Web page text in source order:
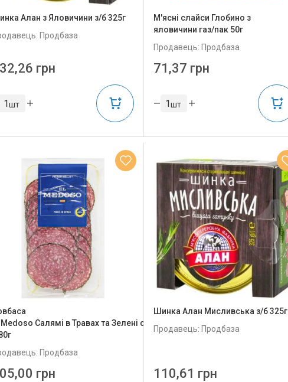
Алан з Яловичини з/б 325г
Продбаза
грн
шт
М'ясні слайси Глобино з
яловичини газ/пак 50г
Продавець: Продбаза
71,37 грн
шт
Салямі в Травах та Зелені с/
Продбаза
грн
Шинка Алан Мисливська з/б 325г
Продавець: Продбаза
110,61 грн